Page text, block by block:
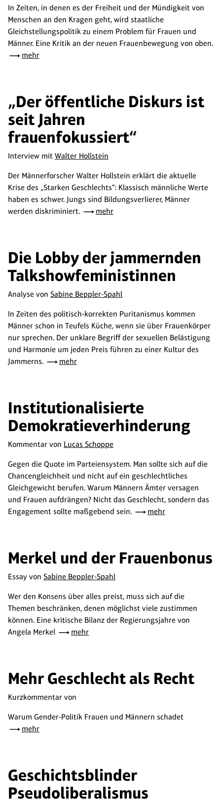
In Zeiten, in denen es der Freiheit und der Mündigkeit von
Menschen an den Kragen geht, wird staatliche
Gleichstellungspolitik zu einem Problem für Frauen und
Männer. Eine Kritik an der neuen Frauenbewegung von oben.
mehr
„Der öffentliche Diskurs ist
seit Jahren
frauenfokussiert“
Interview mit Walter Hollstein
Der Männerforscher Walter Hollstein erklärt die aktuelle
Krise des „Starken Geschlechts“: Klassisch männliche Werte
haben es schwer. Jungs sind Bildungsverlierer, Männer
werden diskriminiert.
mehr
Die Lobby der jammernden
Talkshowfeministinnen
Analyse von Sabine Beppler-Spahl
In Zeiten des politisch-korrekten Puritanismus kommen
Männer schon in Teufels Küche, wenn sie über Frauenkörper
nur sprechen. Der unklare Begriff der sexuellen Belästigung
und Harmonie um jeden Preis führen zu einer Kultur des
Jammerns.
mehr
Institutionalisierte
Demokratieverhinderung
Kommentar von Lucas Schoppe
Gegen die Quote im Parteiensystem. Man sollte sich auf die
Chancengleichheit und nicht auf ein geschlechtliches
Gleichgewicht berufen. Warum Männern Ämter versagen
und Frauen aufdrängen? Nicht das Geschlecht, sondern das
Engagement sollte maßgebend sein.
mehr
Merkel und der Frauenbonus
Essay von Sabine Beppler-Spahl
Wer den Konsens über alles preist, muss sich auf die
Themen beschränken, denen möglichst viele zustimmen
können. Eine kritische Bilanz der Regierungsjahre von
Angela Merkel
mehr
Mehr Geschlecht als Recht
Kurzkommentar von
Warum Gender-Politik Frauen und Männern schadet
mehr
Geschichtsblinder
Pseudoliberalismus